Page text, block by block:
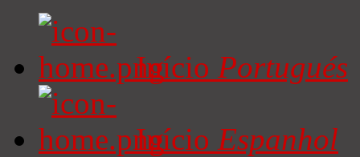
Início Portugués
Início Espanhol